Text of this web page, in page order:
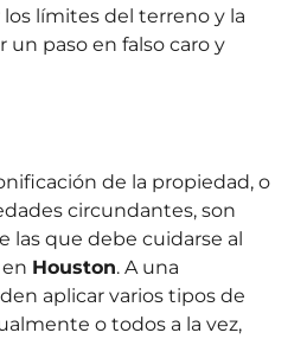
límites del terreno y la
un paso en falso caro y
de la propiedad, o
circundantes, son
las que debe cuidarse al
Houston. A una
aplicar varios tipos de
o todos a la vez,